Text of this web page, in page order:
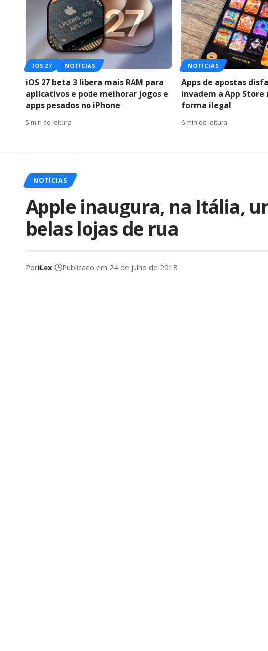
IOS 27 NOTÍCIAS
iOS 27 beta 3 libera mais RAM para
aplicativos e pode melhorar jogos e
apps pesados no iPhone
5 min de leitura
NOTÍCIAS
Apps de apostas
invadem a App Store
forma ilegal
6 min de leitura
NOTÍCIAS
Apple inaugura, na Itália,
belas lojas de rua
PoriLex Publicado em 24 de julho de 2018